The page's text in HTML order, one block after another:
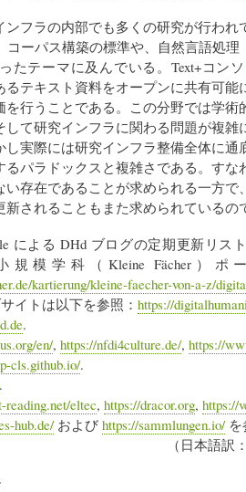
ンフラの内部でも多くの研究が行われ
コーパス構築の標準や、自然言語処
たテーマに及んでいる。Text+コン
るテキスト資料をオープンに共有可
を行うことである。この分野では学
して研究インフラに関わる問題が複
し実際には研究インフラ整備全体に
るパラドックスと複雑さである。す
い存在であることが求められる一方
新されることもまた求められているの
による DHd ブログの定期更新リス
規模学科（Kleine Fächer）
kartierung/kleine-faecher-von-a-z/
イトは以下を参照： https://
.
en/, https://nfdi4culture.de/, https://
cls.github.io/.
.
reading.net/eltec, https://dracor.org, https://
hub.de/および https://sammlungen.io/を
（日本語訳